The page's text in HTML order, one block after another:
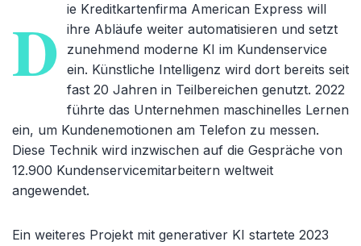
D ie Kreditkartenfirma American Express will
ihre Abläufe weiter automatisieren und setzt
zunehmend moderne KI im Kundenservice
ein. Künstliche Intelligenz wird dort bereits seit
fast 20 Jahren in Teilbereichen genutzt. 2022
führte das Unternehmen maschinelles Lernen
ein, um Kundenemotionen am Telefon zu messen.
Diese Technik wird inzwischen auf die Gespräche von
12.900 Kundenservicemitarbeitern weltweit
angewendet.
Ein weiteres Projekt mit generativer KI startete 2023